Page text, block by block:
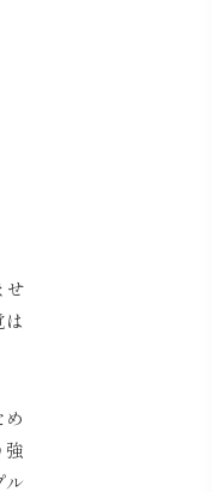
せ
強
ル